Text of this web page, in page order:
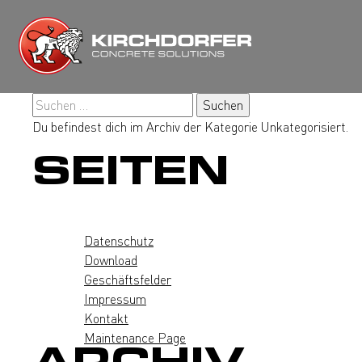
Inhalt
springen
Suchen
nach:
Du befindest dich im Archiv der Kategorie Unkategorisiert.
SEITEN
Datenschutz
Download
Geschäftsfelder
Impressum
Kontakt
Maintenance Page